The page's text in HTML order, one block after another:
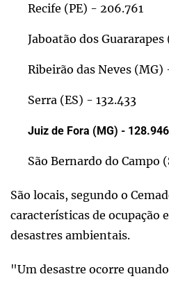
Recife (PE) - 206.761
Jaboatão dos
Ribeirão das Neves (MG)
Serra (ES) - 132.433
Juiz de Fora (MG) - 128.946
São Bernardo do Campo
São locais, segundo o
características de ocupação
desastres ambientais.
"Um desastre ocorre